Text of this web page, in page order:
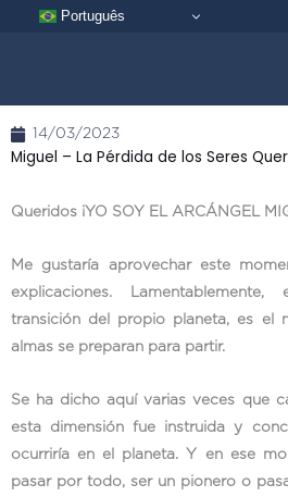
Português
14/03/2023
Miguel – La Pérdida de los Seres
Queridos ¡YO SOY EL ARCÁNGEL
Me gustaría aprovechar este
explicaciones.
transición del propio planeta, es el
almas se preparan para partir.
Se ha dicho aquí varias veces que
esta dimensión fue instruida y
ocurriría en el planeta. Y en ese
pasar por todo, ser un pionero o